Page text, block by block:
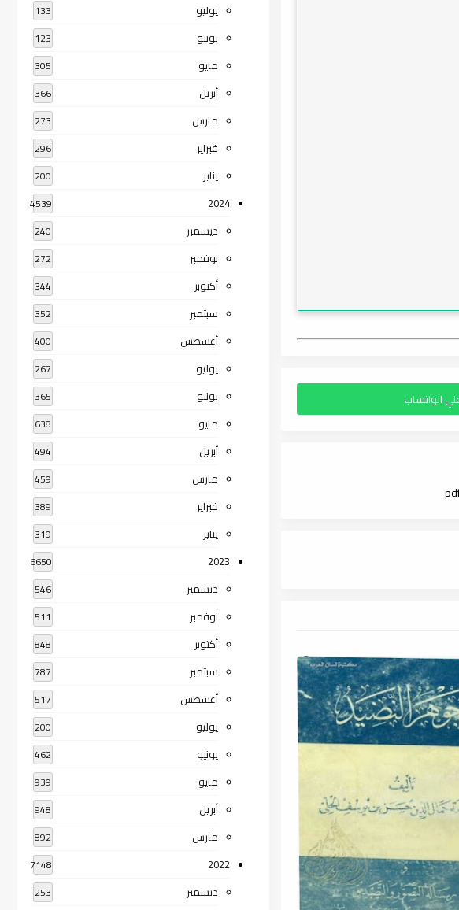
يوليو 133
يونيو 123
مايو 305
أبريل 366
مارس 273
فبراير 296
يناير 200
2024
4539
ديسمبر 240
نوفمبر 272
أكتوبر 344
سبتمبر 352
أغسطس 400
يوليو 267
يونيو 365
مايو 638
أبريل 494
مارس 459
فبراير 389
يناير 319
2023
6650
ديسمبر 546
نوفمبر 511
أكتوبر 848
سبتمبر 787
أغسطس 517
يوليو 200
يونيو 462
مايو 939
أبريل 948
مارس 892
2022
7148
ديسمبر 253